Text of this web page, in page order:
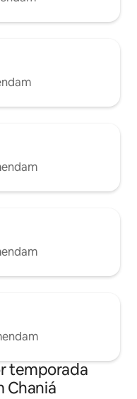
temporada
Chaniá